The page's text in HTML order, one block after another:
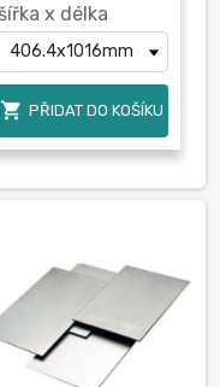
x délka
 PŘIDAT DO KOŠÍKU